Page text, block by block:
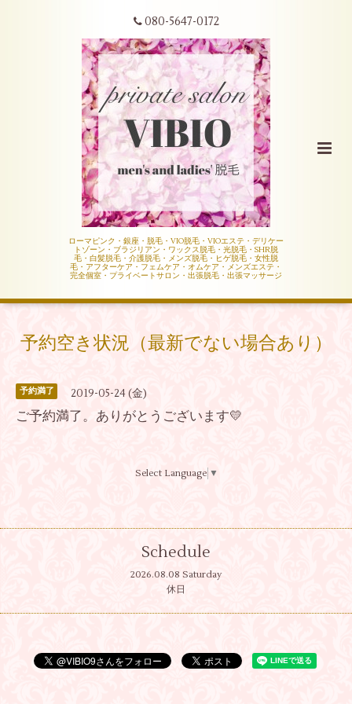
080-5647-0172
ローマピンク・銀座・脱毛・VIO脱毛・VIOエステ・デリケー
トゾーン・ブラジリアン・ワックス脱毛・光脱毛・SHR脱
毛・白髪脱毛・介護脱毛・メンズ脱毛・ヒゲ脱毛・女性脱
毛・アフターケア・フェムケア・オムケア・メンズエステ・
完全個室・プライベートサロン・出張脱毛・出張マッサージ
予約空き状況（最新でない場合あり）
予約満了 2019-05-24 (金)
ご予約満了。ありがとうございます💛
Select Language ▼
Schedule
2026.08.08 Saturday
休日